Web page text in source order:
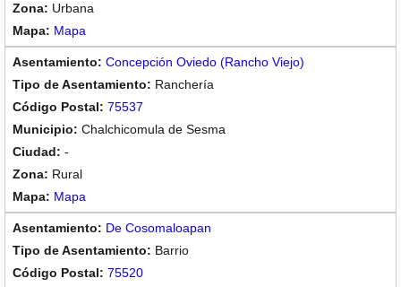
Urbana
Mapa
Concepción Oviedo (Rancho Viejo)
Ranchería
75537
Chalchicomula de Sesma
-
Rural
Mapa
De Cosomaloapan
Barrio
75520